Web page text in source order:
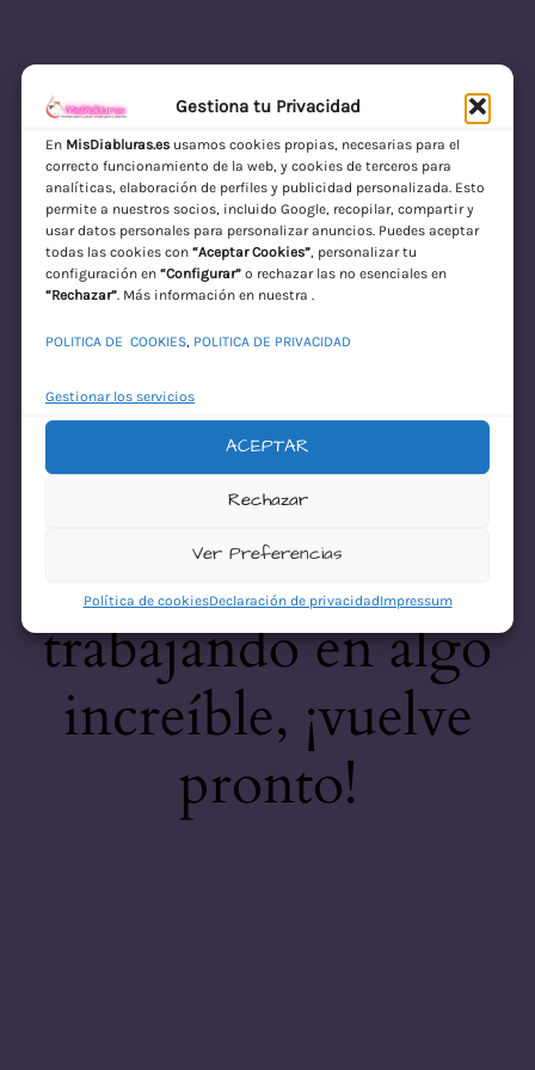
Gestiona tu Privacidad
En MisDiabluras.esusamos cookies propias, necesarias para el
correcto funcionamiento de la web, y cookies de terceros para
analíticas, elaboración de perfiles y publicidad personalizada. Esto
permite a nuestros socios, incluido Google, recopilar, compartir y
usar datos personales para personalizar anuncios. Puedes aceptar
todas las cookies con “Aceptar Cookies”, personalizar tu
configuración en “Configurar”o rechazar las no esenciales en
“Rechazar”. Más información en nuestra .
POLITICA DE COOKIES, POLITICA DE PRIVACIDAD
Gestionar los servicios
ACEPTAR
Rechazar
Ver Preferencias
Política de cookiesDeclaración de privacidadImpressum
MisDiabluras | Sexshop Online con Envío
Discreto en España
Acceder
¡Disculpa este
desastre! Estamos
trabajando en algo
increíble, ¡vuelve
pronto!